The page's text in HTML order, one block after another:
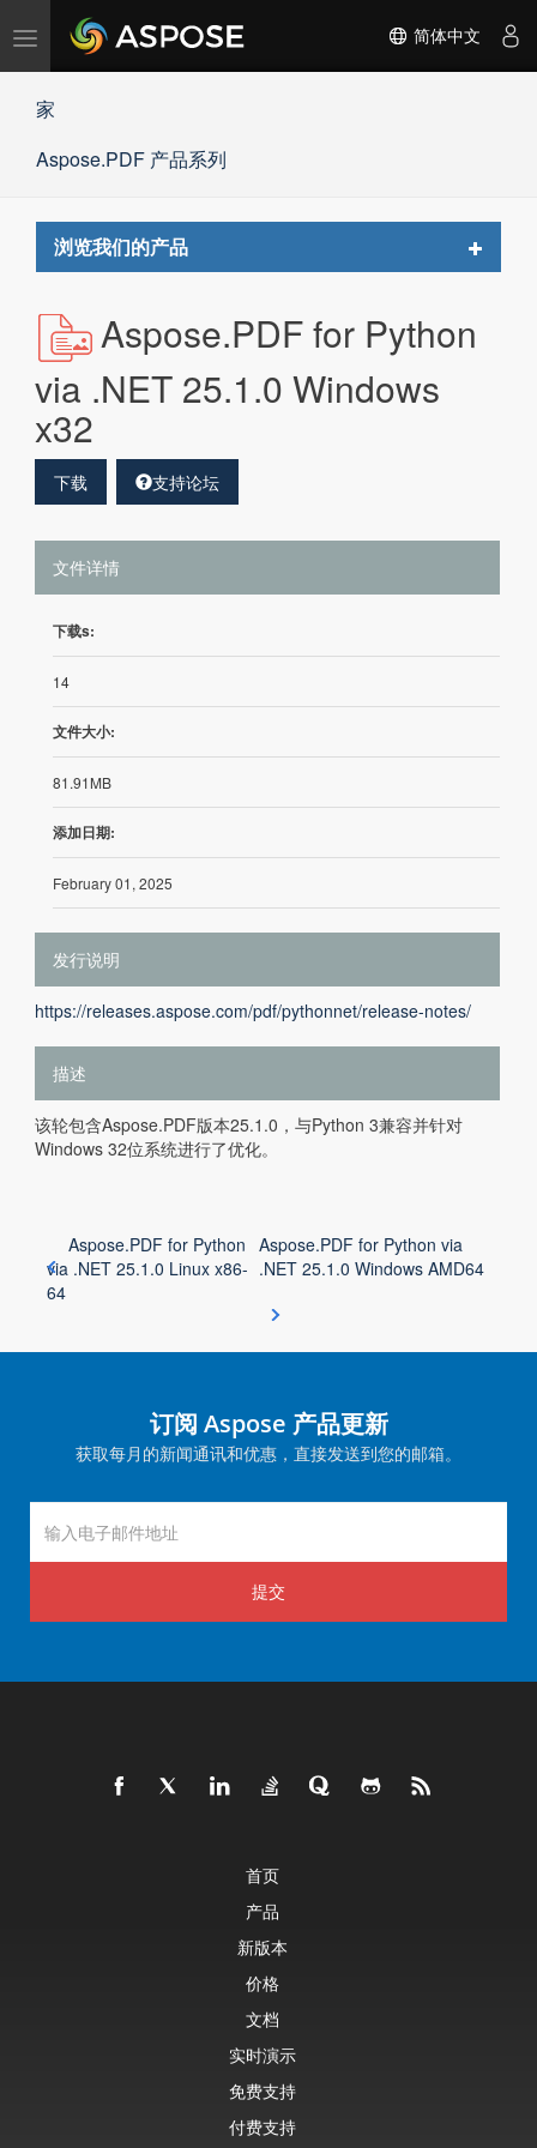
切
航
简体中文
家
Aspose.PDF 产品系列
浏览我们的产品
Toggle
Aspose.PDF for Python
via .NET 25.1.0 Windows
x32
下载 支持论坛
文件详情
下载s:
14
文件大小:
81.91MB
添加日期:
February 01, 2025
发行说明
https://releases.aspose.com/pdf/pythonnet/release-notes/
描述
该轮包含Aspose.PDF版本25.1.0，与Python 3兼容并针对
Windows 32位系统进行了优化。
Aspose.PDF for Python
via .NET 25.1.0 Linux x86-
64
Aspose.PDF for Python via
.NET 25.1.0 Windows AMD64
订阅 Aspose 产品更新
获取每月的新闻通讯和优惠，直接发送到您的邮箱。
提交
首页
产品
新版本
价格
文档
实时演示
免费支持
付费支持